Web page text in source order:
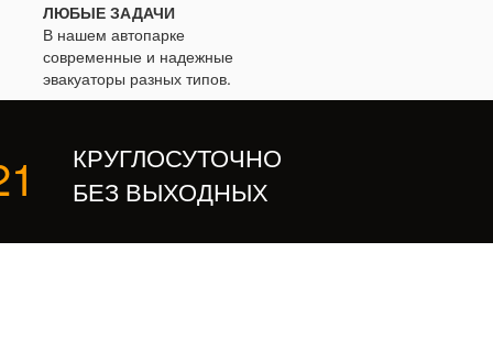
ЛЮБЫЕ ЗАДАЧИ
В нашем автопарке
современные и надежные
эвакуаторы разных типов.
КРУГЛОСУТОЧНО
БЕЗ ВЫХОДНЫХ